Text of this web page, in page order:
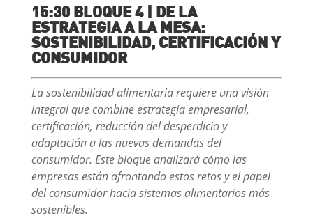
15:30 BLOQUE 4 | DE LA
ESTRATEGIA A LA MESA:
SOSTENIBILIDAD, CERTIFICACIÓN Y
CONSUMIDOR
La sostenibilidad alimentaria requiere una visión
integral que combine estrategia empresarial,
certificación, reducción del desperdicio y
adaptación a las nuevas demandas del
consumidor. Este bloque analizará cómo las
empresas están afrontando estos retos y el papel
del consumidor hacia sistemas alimentarios más
sostenibles.